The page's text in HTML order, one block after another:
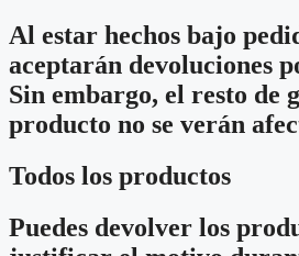
Al estar hechos bajo
aceptarán devoluciones
Sin embargo, el resto de
producto no se verán
Todos los productos
Puedes devolver los